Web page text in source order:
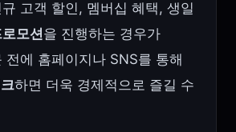
고객 할인, 멤버십 혜택, 생일
모션을 진행하는 경우가
전에 홈페이지나 SNS를 통해
하면 더욱 경제적으로 즐길 수